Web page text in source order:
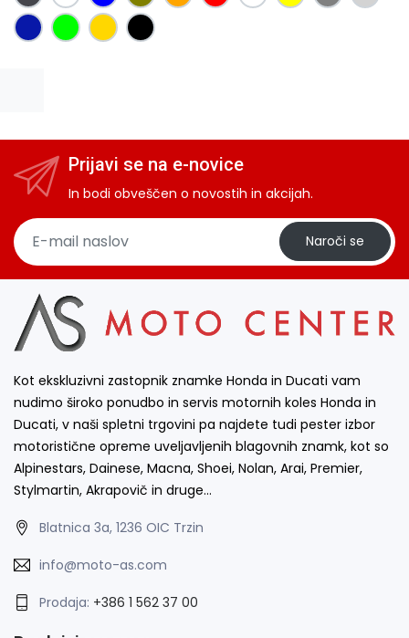
Prijavi se na e-novice
In bodi obveščen o novostih in akcijah.
Naroči se
Kot ekskluzivni zastopnik znamke Honda in Ducati vam
nudimo široko ponudbo in servis motornih koles Honda in
Ducati, v naši spletni trgovini pa najdete tudi pester izbor
motoristične opreme uveljavljenih blagovnih znamk, kot so
Alpinestars, Dainese, Macna, Shoei, Nolan, Arai, Premier,
Stylmartin, Akrapovič in druge…
Blatnica 3a, 1236 OIC Trzin
info@moto-as.com
Prodaja: +386 1 562 37 00